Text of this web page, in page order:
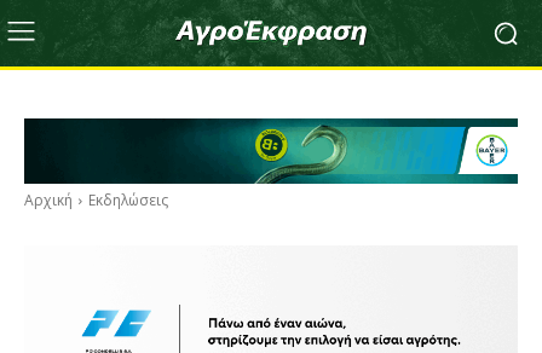
Αρχική Εκδηλώσεις